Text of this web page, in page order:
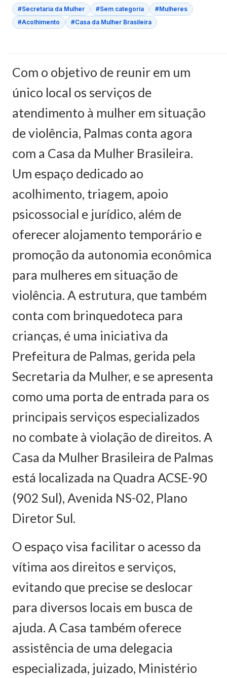
#Secretaria da Mulher #Sem categoria
#Mulheres
#Acolhimento
#Casa da Mulher Brasileira
Com o objetivo de reunir em um
único local os serviços de
atendimento à mulher em situação
de violência, Palmas conta agora
com a Casa da Mulher Brasileira.
Um espaço dedicado ao
acolhimento, triagem, apoio
psicossocial e jurídico, além de
oferecer alojamento temporário e
promoção da autonomia econômica
para mulheres em situação de
violência. A estrutura, que também
conta com brinquedoteca para
crianças, é uma iniciativa da
Prefeitura de Palmas, gerida pela
Secretaria da Mulher, e se apresenta
como uma porta de entrada para os
principais serviços especializados
no combate à violação de direitos. A
Casa da Mulher Brasileira de Palmas
está localizada na Quadra ACSE-90
(902 Sul), Avenida NS-02, Plano
Diretor Sul.
O espaço visa facilitar o acesso da
vítima aos direitos e serviços,
evitando que precise se deslocar
para diversos locais em busca de
ajuda. A Casa também oferece
assistência de uma delegacia
especializada, juizado, Ministério